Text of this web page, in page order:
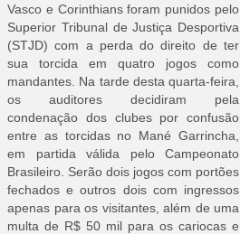
Vasco e Corinthians foram punidos pelo
Superior Tribunal de Justiça Desportiva
(STJD) com a perda do direito de ter
sua torcida em quatro jogos como
mandantes. Na tarde desta quarta-feira,
os auditores decidiram pela
condenação dos clubes por confusão
entre as torcidas no Mané Garrincha,
em partida válida pelo Campeonato
Brasileiro. Serão dois jogos com portões
fechados e outros dois com ingressos
apenas para os visitantes, além de uma
multa de R$ 50 mil para os cariocas e